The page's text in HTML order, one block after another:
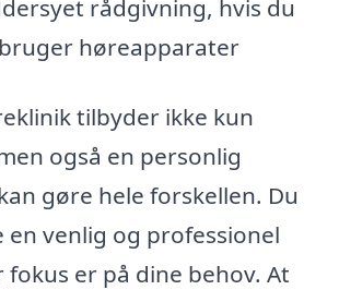
rådgivning, hvis du
høreapparater
tilbyder ikke kun
også en personlig
gøre hele forskellen. Du
en venlig og professionel
er på dine behov. At